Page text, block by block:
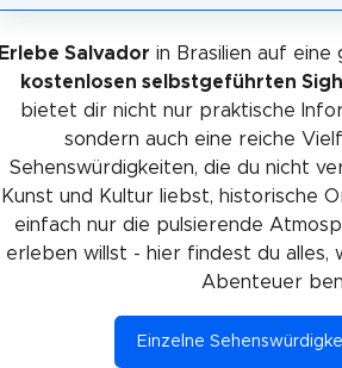
Erlebe Salvador in Brasilien auf eine
kostenlosen selbstgeführten
bietet dir nicht nur praktische
sondern auch eine reiche
Sehenswürdigkeiten, die du nicht
Kunst und Kultur liebst, historische
einfach nur die pulsierende
erleben willst - hier findest du alles,
Abenteuer
Einzelne